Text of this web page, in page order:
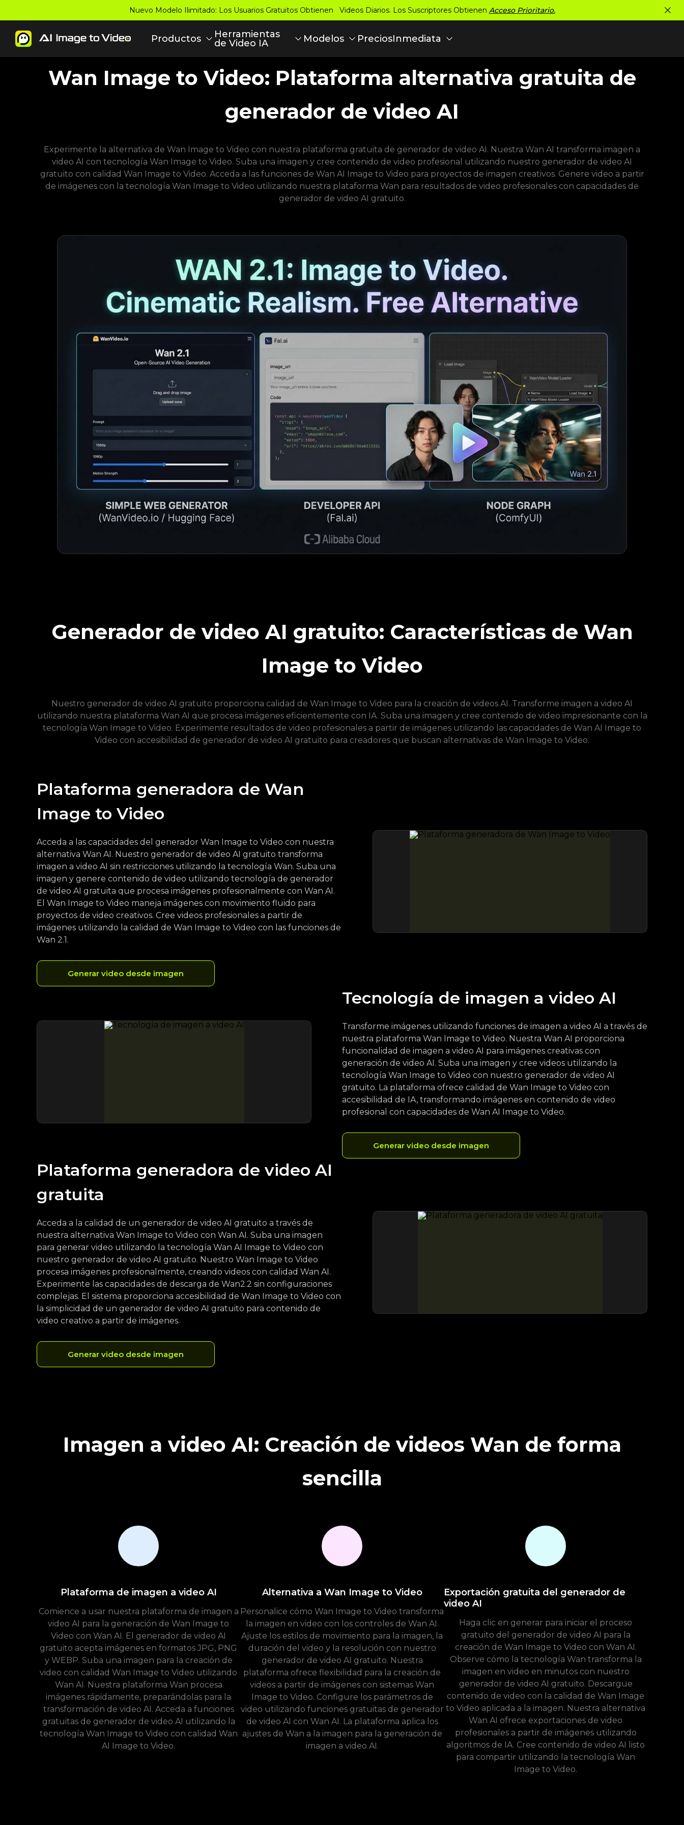
Nuevo Modelo Ilimitado: Los Usuarios Gratuitos Obtienen Videos Diarios. Los Suscriptores Obtienen Acceso Prioritario.
Productos
Herramientas
de Video IA
Modelos PreciosInmediata
Wan Image to Video: Plataforma alternativa gratuita de
generador de video AI
Experimente la alternativa de Wan Image to Video con nuestra plataforma gratuita de generador de video AI. Nuestra Wan AI transforma imagen a
video AI con tecnología Wan Image to Video. Suba una imagen y cree contenido de video profesional utilizando nuestro generador de video AI
gratuito con calidad Wan Image to Video. Acceda a las funciones de Wan AI Image to Video para proyectos de imagen creativos. Genere video a partir
de imágenes con la tecnología Wan Image to Video utilizando nuestra plataforma Wan para resultados de video profesionales con capacidades de
generador de video AI gratuito.
Generador de video AI gratuito: Características de Wan
Image to Video
Nuestro generador de video AI gratuito proporciona calidad de Wan Image to Video para la creación de videos AI. Transforme imagen a video AI
utilizando nuestra plataforma Wan AI que procesa imágenes eficientemente con IA. Suba una imagen y cree contenido de video impresionante con la
tecnología Wan Image to Video. Experimente resultados de video profesionales a partir de imágenes utilizando las capacidades de Wan AI Image to
Video con accesibilidad de generador de video AI gratuito para creadores que buscan alternativas de Wan Image to Video.
Plataforma generadora de Wan
Image to Video
Acceda a las capacidades del generador Wan Image to Video con nuestra
alternativa Wan AI. Nuestro generador de video AI gratuito transforma
imagen a video AI sin restricciones utilizando la tecnología Wan. Suba una
imagen y genere contenido de video utilizando tecnología de generador
de video AI gratuita que procesa imágenes profesionalmente con Wan AI.
El Wan Image to Video maneja imágenes con movimiento fluido para
proyectos de video creativos. Cree videos profesionales a partir de
imágenes utilizando la calidad de Wan Image to Video con las funciones de
Wan 2.1.
Generar video desde imagen
Tecnología de imagen a video AI
Transforme imágenes utilizando funciones de imagen a video AI a través de
nuestra plataforma Wan Image to Video. Nuestra Wan AI proporciona
funcionalidad de imagen a video AI para imágenes creativas con
generación de video AI. Suba una imagen y cree videos utilizando la
tecnología Wan Image to Video con nuestro generador de video AI
gratuito. La plataforma ofrece calidad de Wan Image to Video con
accesibilidad de IA, transformando imágenes en contenido de video
profesional con capacidades de Wan AI Image to Video.
Generar video desde imagen
Plataforma generadora de video AI
gratuita
Acceda a la calidad de un generador de video AI gratuito a través de
nuestra alternativa Wan Image to Video con Wan AI. Suba una imagen
para generar video utilizando la tecnología Wan AI Image to Video con
nuestro generador de video AI gratuito. Nuestro Wan Image to Video
procesa imágenes profesionalmente, creando videos con calidad Wan AI.
Experimente las capacidades de descarga de Wan2.2 sin configuraciones
complejas. El sistema proporciona accesibilidad de Wan Image to Video con
la simplicidad de un generador de video AI gratuito para contenido de
video creativo a partir de imágenes.
Generar video desde imagen
Imagen a video AI: Creación de videos Wan de forma
sencilla
Plataforma de imagen a video AI
Comience a usar nuestra plataforma de imagen a
video AI para la generación de Wan Image to
Video con Wan AI. El generador de video AI
gratuito acepta imágenes en formatos JPG, PNG
y WEBP. Suba una imagen para la creación de
video con calidad Wan Image to Video utilizando
Wan AI. Nuestra plataforma Wan procesa
imágenes rápidamente, preparándolas para la
transformación de video AI. Acceda a funciones
gratuitas de generador de video AI utilizando la
tecnología Wan Image to Video con calidad Wan
AI Image to Video.
Alternativa a Wan Image to Video
Personalice cómo Wan Image to Video transforma
la imagen en video con los controles de Wan AI.
Ajuste los estilos de movimiento para la imagen, la
duración del video y la resolución con nuestro
generador de video AI gratuito. Nuestra
plataforma ofrece flexibilidad para la creación de
videos a partir de imágenes con sistemas Wan
Image to Video. Configure los parámetros de
video utilizando funciones gratuitas de generador
de video AI con Wan AI. La plataforma aplica los
ajustes de Wan a la imagen para la generación de
imagen a video AI.
Exportación gratuita del generador de
video AI
Haga clic en generar para iniciar el proceso
gratuito del generador de video AI para la
creación de Wan Image to Video con Wan AI.
Observe cómo la tecnología Wan transforma la
imagen en video en minutos con nuestro
generador de video AI gratuito. Descargue
contenido de video con la calidad de Wan Image
to Video aplicada a la imagen. Nuestra alternativa
Wan AI ofrece exportaciones de video
profesionales a partir de imágenes utilizando
algoritmos de IA. Cree contenido de video AI listo
para compartir utilizando la tecnología Wan
Image to Video.